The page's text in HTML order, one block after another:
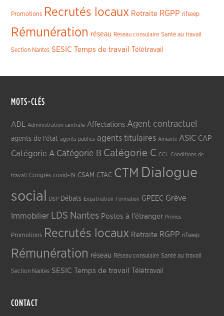
Promotions Recrutés locaux Retraite RGPP rifseep
Rémunération réseau Réseau consulaire Santé au travail
Section Nantes SESIC Temps de travail Télétravail
MOTS-CLÉS
ADL Administration centrale Affectations Agent contractuel
agents de l'état agents publics agents titulaires Amiante ASIC CAP
Catégorie A Catégorie B Catégorie C CCL Conditions de
travail Congrès covid-19 CSAM CTAC CTM Dialogue
social
DSP Débats Expatriation Formation GPEEC Grève
Immobilier LDS Nantes Postes à l'étranger Primes
Promotions Recrutés locaux Retraite RGPP rifseep
Rémunération réseau Réseau consulaire Santé au travail
Section Nantes SESIC Temps de travail Télétravail
CONTACT